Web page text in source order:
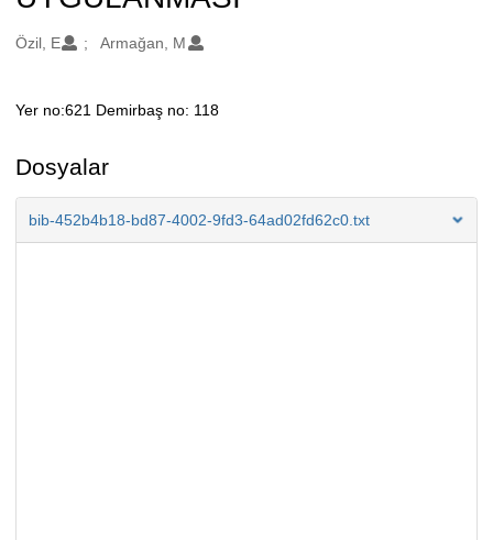
Oluşturanlar
Özil, E Armağan, M
Açıklama
Yer no:621 Demirbaş no: 118
Dosyalar
bib-452b4b18-bd87-4002-9fd3-64ad02fd62c0.txt